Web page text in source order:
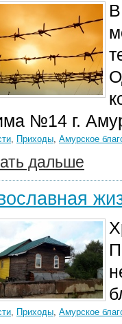
№14 г.
, Приходы, Амурское
дальше
, Приходы, Амурское